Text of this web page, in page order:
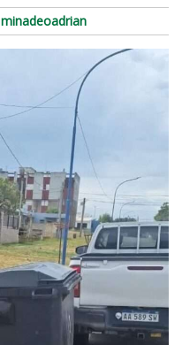
minadeoadrian